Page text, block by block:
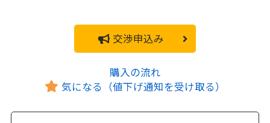
交渉申込み
購入の流れ
気になる（値下げ通知を受け取る）